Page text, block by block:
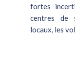
fortes
centres de
locaux, les